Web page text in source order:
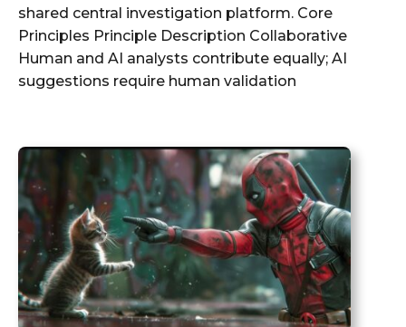
shared central investigation platform. Core
Principles Principle Description Collaborative
Human and AI analysts contribute equally; AI
suggestions require human validation